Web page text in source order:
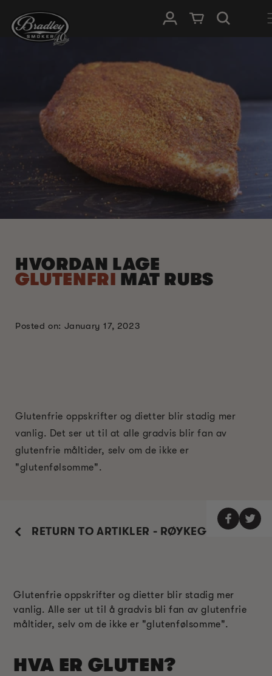
INNHOLDET
Logg InnHandlevogn
HVORDAN LAGE
GLUTENFRI MAT RUBS
Posted on: January 17, 2023
Glutenfrie oppskrifter og dietter blir stadig mer
vanlig. Det ser ut til at alle gradvis blir fan av
glutenfrie måltider, selv om de ikke er
"glutenfølsomme".
RETURN TO ARTIKLER - RØYKEGUIDE
Glutenfrie oppskrifter og dietter blir stadig mer
vanlig. Alle ser ut til å gradvis bli fan av glutenfrie
måltider, selv om de ikke er "glutenfølsomme".
HVA ER GLUTEN?